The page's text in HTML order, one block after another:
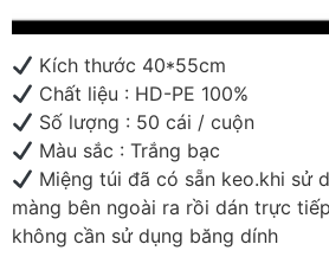
Kích thước 40*55cm
Chất liệu : HD-PE 100%
Số lượng : 50 cái / cuộn
Màu sắc : Trắng bạc
Miệng túi đã có sẵn keo.khi sử
màng bên ngoài ra rồi dán trực
không cần sử dụng băng dính